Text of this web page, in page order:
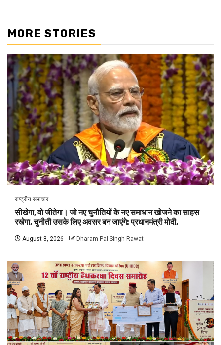
MORE STORIES
राष्ट्रीय समाचार
सीखेगा, वो जीतेगा। जो नए चुनौतियों के नए समाधान खोजने का साहस
रखेगा, चुनौती उसके लिए अवसर बन जाएंगे: प्रधानमंत्री मोदी,
August 8, 2026 Dharam Pal Singh Rawat